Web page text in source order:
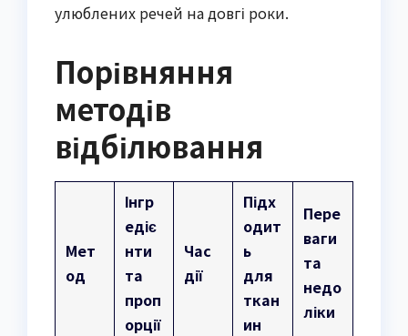
улюблених речей на довгі роки.
Порівняння
методів
відбілювання
Мет
од
Інгр
едіє
нти
та
проп
орції
Час
дії
Підх
одит
ь
для
ткан
ин
Пере
ваги
та
недо
ліки